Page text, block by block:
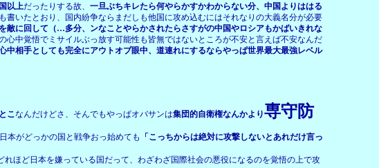
以上だったりする故、一旦ぶちキレたら何やらかすかわからない分、中国よりははる
いたとおり、国内紛争ならまだしも他国に攻め込むにはそれなりの大義名分が必要
に回して（…多分、ンなことやらかされたらさすがの中国やロシアもかばいきれな
中覚悟でミサイルぶっ放す可能性も皆無ではないところが不安と言えば不安なんだ
相手としても完全にアウトオブ眼中、道連れにするならやっぱ世界最大最強レベル
こなんだけどさ、そんでもやっぱオバサンは集団的自衛権なんかより専守防
本がどっかの国と戦争おっ始めても 「こっちからは絶対に攻撃しないとあれだけ言っ
ほど日本を嫌っている国だって、わざわざ国際社会の悪役になるのを覚悟の上で攻